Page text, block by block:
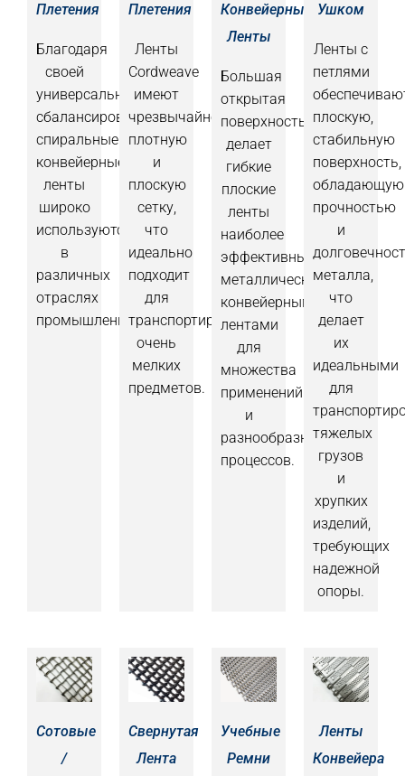
Плетения
Благодаря
своей
универсальности,
сбалансированные
спиральные
конвейерные
ленты
широко
используются
в
различных
отраслях
промышленности.
Плетения
Ленты
Cordweave
имеют
чрезвычайно
плотную
и
плоскую
сетку,
что
идеально
подходит
для
транспортировки
очень
мелких
предметов.
Конвейерные
Ленты
Большая
открытая
поверхность
делает
гибкие
плоские
ленты
наиболее
эффективными
металлическими
конвейерными
лентами
для
множества
применений
и
разнообразных
процессов.
Ушком
Ленты с
петлями
плоскую,
стабильную
поверхность,
обладающую
прочностью
и
металла,
что
делает
их
идеальными
для
тяжелых
грузов
и
хрупких
изделий,
требующих
надежной
опоры.
Сотовые
/
Свернутая
Лента
Учебные
Ремни
Ленты
Конвейера